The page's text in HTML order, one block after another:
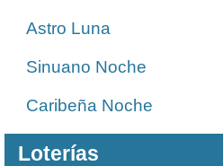
Astro Luna
Sinuano Noche
Caribeña Noche
Loterías